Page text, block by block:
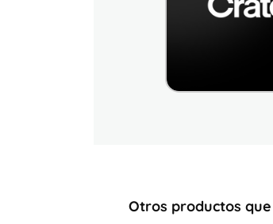
Otros productos